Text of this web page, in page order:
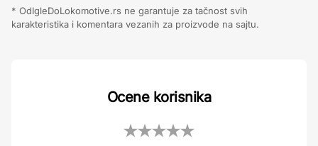
* OdIgleDoLokomotive.rs ne garantuje za tačnost svih
karakteristika i komentara vezanih za proizvode na sajtu.
Ocene korisnika